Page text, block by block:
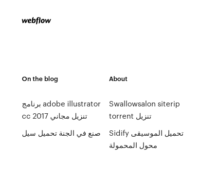
On the blog
برنامج adobe illustrator
cc 2017 تنزيل مجاني
صنع في الجنة تحميل سيل
About
Swallowsalon siterip
torrent تنزيل
Sidify تحميل الموسيقى
محول المحمولة